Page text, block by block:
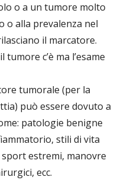
o a un tumore molto
o alla prevalenza nel
il marcatore.
tumore c’è ma l’esame
tumorale (per la
può essere dovuto a
patologie benigne
stili di vita
estremi, manovre
ecc.